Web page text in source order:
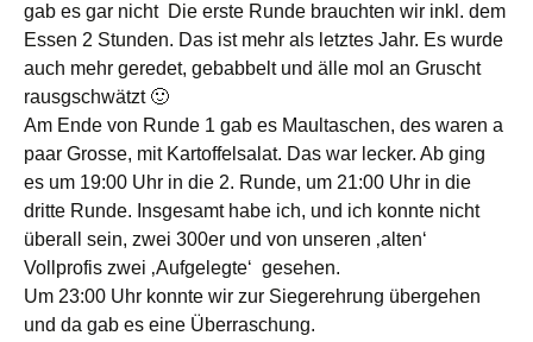
gab es gar nicht Die erste Runde brauchten wir inkl. dem
Essen 2 Stunden. Das ist mehr als letztes Jahr. Es wurde
auch mehr geredet, gebabbelt und älle mol an Gruscht
rausgschwätzt 🙂
Am Ende von Runde 1 gab es Maultaschen, des waren a
paar Grosse, mit Kartoffelsalat. Das war lecker. Ab ging
es um 19:00 Uhr in die 2. Runde, um 21:00 Uhr in die
dritte Runde. Insgesamt habe ich, und ich konnte nicht
überall sein, zwei 300er und von unseren ‚alten‘
Vollprofis zwei ‚Aufgelegte‘ gesehen.
Um 23:00 Uhr konnte wir zur Siegerehrung übergehen
und da gab es eine Überraschung.